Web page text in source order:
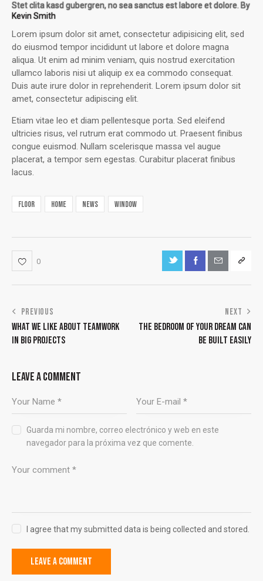
Stet clita kasd gubergren, no sea sanctus est labore et dolore. By
Kevin Smith
Lorem ipsum dolor sit amet, consectetur adipisicing elit, sed
do eiusmod tempor incididunt ut labore et dolore magna
aliqua. Ut enim ad minim veniam, quis nostrud exercitation
ullamco laboris nisi ut aliquip ex ea commodo consequat.
Duis aute irure dolor in reprehenderit. Lorem ipsum dolor sit
amet, consectetur adipiscing elit.
Etiam vitae leo et diam pellentesque porta. Sed eleifend
ultricies risus, vel rutrum erat commodo ut. Praesent finibus
congue euismod. Nullam scelerisque massa vel augue
placerat, a tempor sem egestas. Curabitur placerat finibus
lacus.
floor home news window
0
PREVIOUS
WHAT WE LIKE ABOUT TEAMWORK
IN BIG PROJECTS
NEXT
THE BEDROOM OF YOUR DREAM CAN
BE BUILT EASILY
LEAVE A COMMENT
Guarda mi nombre, correo electrónico y web en este
navegador para la próxima vez que comente.
I agree that my submitted data is being collected and stored.